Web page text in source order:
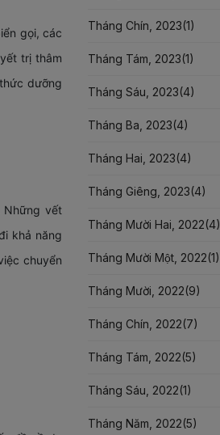
gọi, các
trị thâm
dưỡng
Những vết
khả năng
chuyển
Tháng Chín, 2023(1)
Tháng Tám, 2023(1)
Tháng Sáu, 2023(4)
Tháng Ba, 2023(4)
Tháng Hai, 2023(4)
Tháng Giêng, 2023(4)
Tháng Mười Hai, 2022(4)
Tháng Mười Một, 2022(1)
Tháng Mười, 2022(9)
Tháng Chín, 2022(7)
Tháng Tám, 2022(5)
Tháng Sáu, 2022(1)
Tháng Năm, 2022(5)